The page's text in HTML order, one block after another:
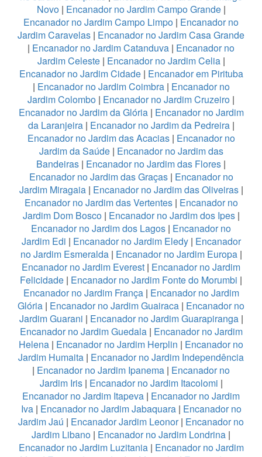
Novo| Encanador no Jardim Campo Grande|
Encanador no Jardim Campo Limpo | Encanador no
Jardim Caravelas | Encanador no Jardim Casa Grande
| Encanador no Jardim Catanduva | Encanador no
Jardim Celeste| Encanador no Jardim Celia|
Encanador no Jardim Cidade| Encanador em Pirituba
| Encanador no Jardim Coimbra| Encanador no
Jardim Colombo | Encanador no Jardim Cruzeiro |
Encanador no Jardim da Glória| Encanador no Jardim
da Laranjeira| Encanador no Jardim da Pedreira|
Encanador no Jardim das Acacias| Encanador no
Jardim da Saúde| Encanador no Jardim das
Bandeiras | Encanador no Jardim das Flores |
Encanador no Jardim das Graças| Encanador no
Jardim Miragaia| Encanador no Jardim das Oliveiras|
Encanador no Jardim das Vertentes| Encanador no
Jardim Dom Bosco| Encanador no Jardim dos Ipes|
Encanador no Jardim dos Lagos | Encanador no
Jardim Edi | Encanador no Jardim Eledy| Encanador
no Jardim Esmeralda| Encanador no Jardim Europa|
Encanador no Jardim Everest | Encanador no Jardim
Felicidade | Encanador no Jardim Fonte do Morumbi |
Encanador no Jardim França| Encanador no Jardim
Glória | Encanador no Jardim Guairaca | Encanador no
Jardim Guarani | Encanador no Jardim Guarapiranga|
Encanador no Jardim Guedala| Encanador no Jardim
Helena | Encanador no Jardim Herplin | Encanador no
Jardim Humaita | Encanador no Jardim Independência
| Encanador no Jardim Ipanema | Encanador no
Jardim Iris| Encanador no Jardim Itacolomi |
Encanador no Jardim Itapeva | Encanador no Jardim
Iva| Encanador no Jardim Jabaquara| Encanador no
Jardim Jaú | Encanador Jardim Leonor| Encanador no
Jardim Libano | Encanador no Jardim Londrina |
Encanador no Jardim Luzitania| Encanador no Jardim